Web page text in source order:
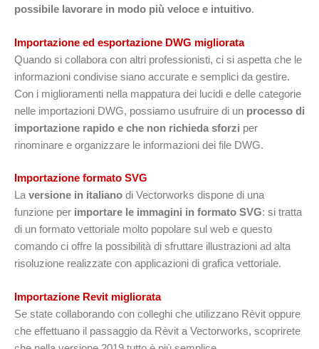
possibile lavorare in modo più veloce e intuitivo.
Importazione ed esportazione DWG migliorata
Quando si collabora con altri professionisti, ci si aspetta che le
informazioni condivise siano accurate e semplici da gestire.
Con i miglioramenti nella mappatura dei lucidi e delle categorie
nelle importazioni DWG, possiamo usufruire di un processo di
importazione rapido e che non richieda sforzi per
rinominare e organizzare le informazioni dei file DWG.
Importazione formato SVG
La versione in italiano di Vectorworks dispone di una
funzione per importare le immagini in formato SVG: si tratta
di un formato vettoriale molto popolare sul web e questo
comando ci offre la possibilità di sfruttare illustrazioni ad alta
risoluzione realizzate con applicazioni di grafica vettoriale.
Importazione Revit migliorata
Se state collaborando con colleghi che utilizzano Rèvit oppure
che effettuano il passaggio da Rèvit a Vectorworks, scoprirete